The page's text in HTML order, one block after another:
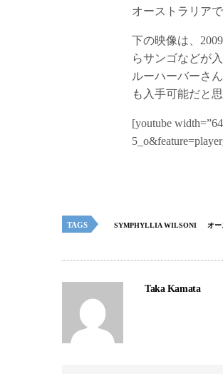
オーストラリア
下の映像は、
らサンゴなどが
ルーハーバーさ
も入手可能だと思
[youtube
TAGS SYMPHYLLIA WILSONI オ
Taka Kamata